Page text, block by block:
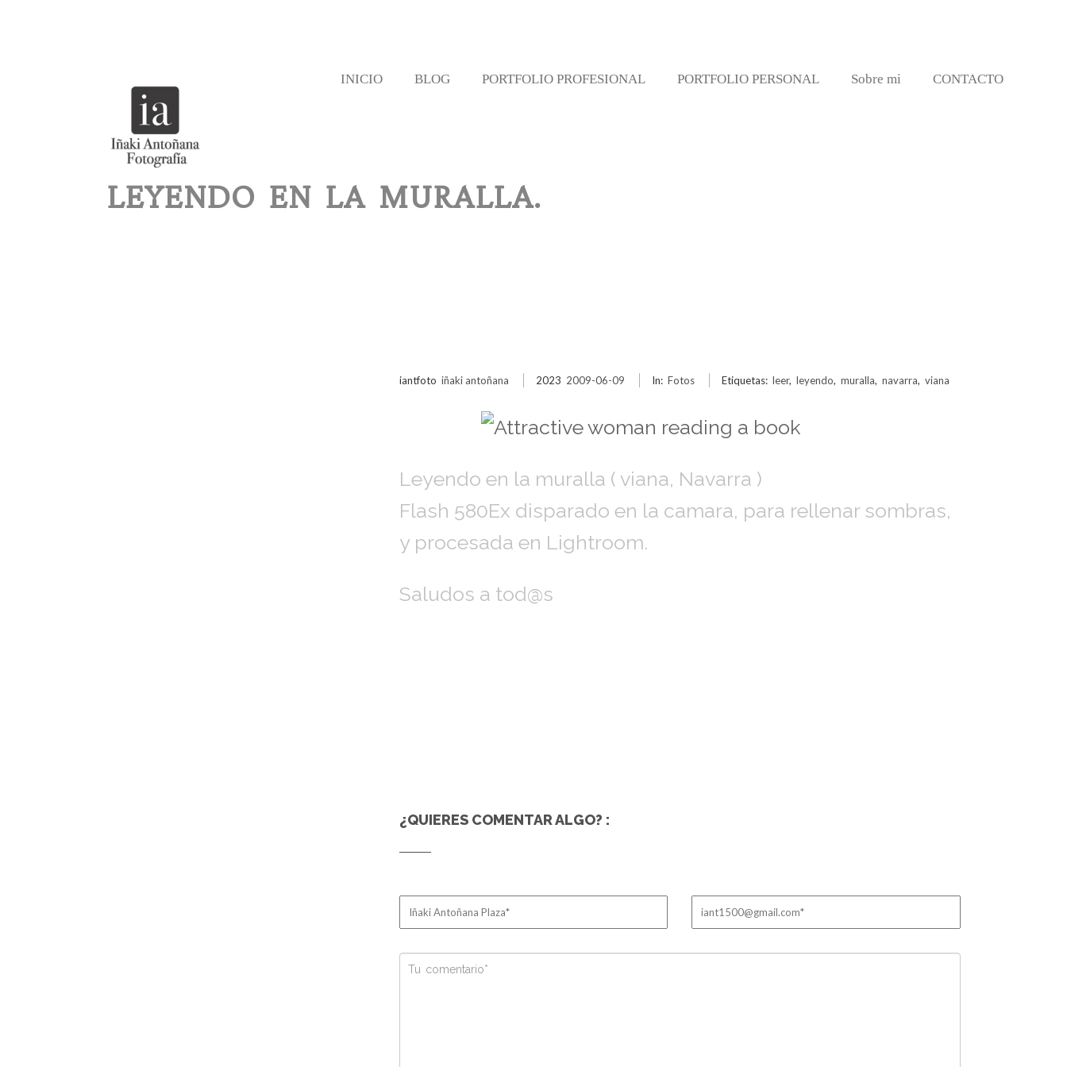
INICIO BLOG PORTFOLIO PROFESIONAL PORTFOLIO PERSONAL Sobre mi CONTACTO
LEYENDO EN LA MURALLA.
iantfoto iñaki antoñana 2023 2009-06-09 In: Fotos Etiquetas: leer, leyendo, muralla, navarra, viana
Leyendo en la muralla ( viana, Navarra )
Flash 580Ex disparado en la camara, para rellenar sombras,
y procesada en Lightroom.
Saludos a tod@s
¿QUIERES COMENTAR ALGO? :